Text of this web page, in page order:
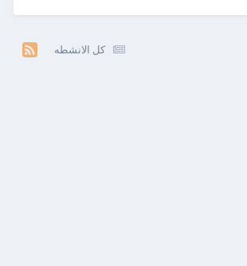
كل الانشطه